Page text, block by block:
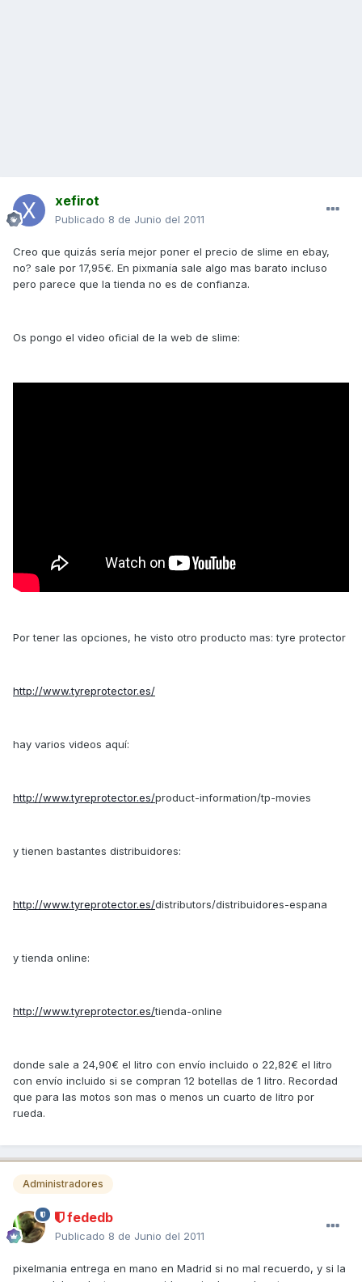
xefirot
Publicado 8 de Junio del 2011
Creo que quizás sería mejor poner el precio de slime en ebay,
no? sale por 17,95€. En pixmanía sale algo mas barato incluso
pero parece que la tienda no es de confianza.
Os pongo el video oficial de la web de slime:
Por tener las opciones, he visto otro producto mas: tyre protector
http://www.tyreprotector.es/
hay varios videos aquí:
http://www.tyreprotector.es/product-information/tp-movies
y tienen bastantes distribuidores:
http://www.tyreprotector.es/distributors/distribuidores-espana
y tienda online:
http://www.tyreprotector.es/tienda-online
donde sale a 24,90€ el litro con envío incluido o 22,82€ el litro
con envío incluido si se compran 12 botellas de 1 litro. Recordad
que para las motos son mas o menos un cuarto de litro por
rueda.
Administradores
fededb
Publicado 8 de Junio del 2011
pixelmania entrega en mano en Madrid si no mal recuerdo, y si la